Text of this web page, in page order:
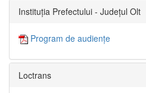
Instituția Prefectului - Județul Olt
Program de audiențe
Loctrans